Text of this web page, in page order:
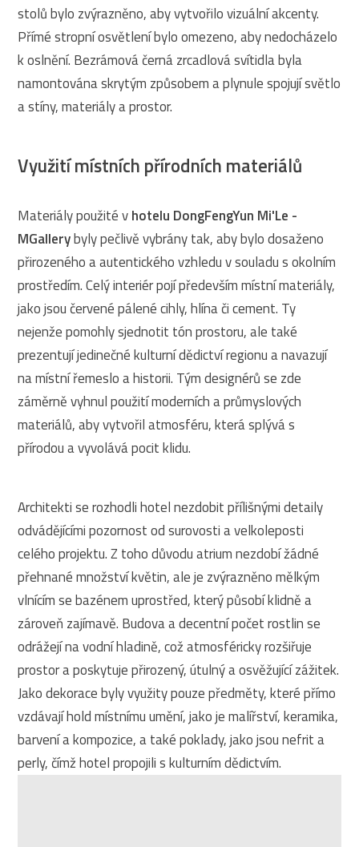
stolů bylo zvýrazněno, aby vytvořilo vizuální akcenty.
Přímé stropní osvětlení bylo omezeno, aby nedocházelo
k oslnění. Bezrámová černá zrcadlová svítidla byla
namontována skrytým způsobem a plynule spojují světlo
a stíny, materiály a prostor.
Využití místních přírodních materiálů
Materiály použité vhotelu DongFengYun Mi'Le -
MGallerybyly pečlivě vybrány tak, aby bylo dosaženo
přirozeného a autentického vzhledu v souladu s okolním
prostředím. Celý interiér pojí především místní materiály,
jako jsou červené pálené cihly, hlína či cement. Ty
nejenže pomohly sjednotit tón prostoru, ale také
prezentují jedinečné kulturní dědictví regionu a navazují
na místní řemeslo a historii. Tým designérů se zde
záměrně vyhnul použití moderních a průmyslových
materiálů, aby vytvořil atmosféru, která splývá s
přírodou a vyvolává pocit klidu.
Architekti se rozhodli hotel nezdobit přílišnými detaily
odvádějícími pozornost od surovosti a velkoleposti
celého projektu. Z toho důvodu atrium nezdobí žádné
přehnané množství květin, ale je zvýrazněno mělkým
vlnícím se bazénem uprostřed, který působí klidně a
zároveň zajímavě. Budova a decentní počet rostlin se
odrážejí na vodní hladině, což atmosféricky rozšiřuje
prostor a poskytuje přirozený, útulný a osvěžující zážitek.
Jako dekorace byly využity pouze předměty, které přímo
vzdávají hold místnímu umění, jako je malířství, keramika,
barvení a kompozice, a také poklady, jako jsou nefrit a
perly, čímž hotel propojili s kulturním dědictvím.